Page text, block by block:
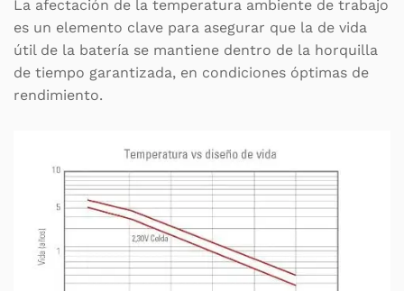
La afectación de la temperatura ambiente de trabajo
es un elemento clave para asegurar que la de vida
útil de la batería se mantiene dentro de la horquilla
de tiempo garantizada, en condiciones óptimas de
rendimiento.